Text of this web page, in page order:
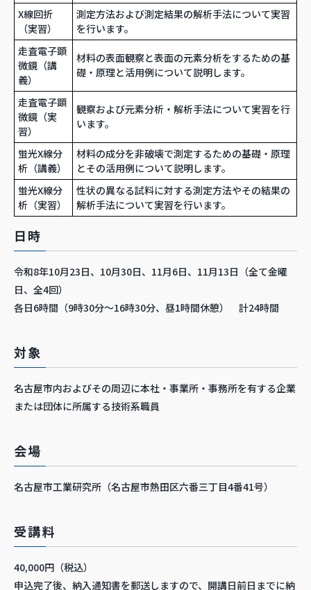
X線回折
（実習）
測定方法および測定結果の解析手法について実習
を行います。
走査電子顕
微鏡（講
義）
材料の表面観察と表面の元素分析をするための基
礎・原理と活用例について説明します。
走査電子顕
微鏡（実
習）
観察および元素分析・解析手法について実習を行
います。
蛍光X線分
析（講義）
材料の成分を非破壊で測定するための基礎・原理
とその活用例について説明します。
蛍光X線分
析（実習）
性状の異なる試料に対する測定方法やその結果の
解析手法について実習を行います。
日時
令和8年10月23日、10月30日、11月6日、11月13日（全て金曜
日、全4回）
各日6時間（9時30分～16時30分、昼1時間休憩） 計24時間
対象
名古屋市内およびその周辺に本社・事業所・事務所を有する企業
または団体に所属する技術系職員
会場
名古屋市工業研究所（名古屋市熱田区六番三丁目4番41号）
受講料
40,000円（税込）
申込完了後、納入通知書を郵送しますので、開講日前日までに納